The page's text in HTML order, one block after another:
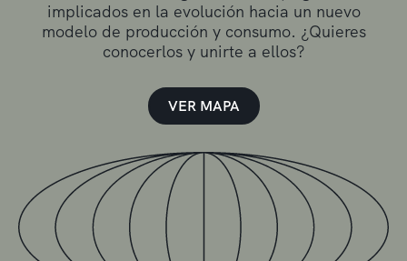
implicados en la evolución hacia un nuevo
modelo de producción y consumo. ¿Quieres
conocerlos y unirte a ellos?
VER MAPA